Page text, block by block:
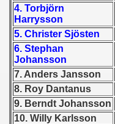
4. Torbjörn
Harrysson
5. Christer Sjösten
6. Stephan
Johansson
7. Anders Jansson
8. Roy Dantanus
9. Berndt Johansson
10. Willy Karlsson
- 1963
- 1964
- 1965
- 1966
- 1967